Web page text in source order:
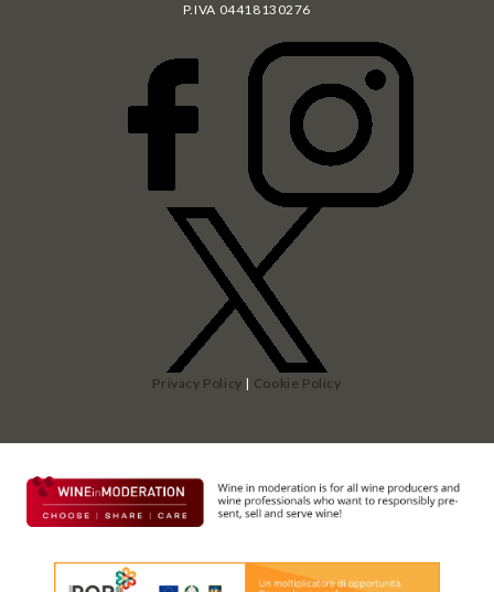
P.IVA 04418130276
Privacy Policy | Cookie Policy